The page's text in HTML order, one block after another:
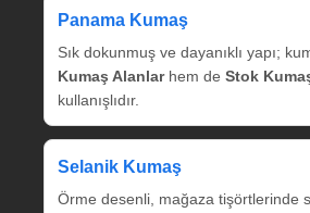
Panama Kumaş
Sık dokunmuş ve dayanıklı yapı;
Kumaş Alanlarhem de Stok
kullanışlıdır.
Selanik Kumaş
Örme desenli, mağaza tişörtlerinde